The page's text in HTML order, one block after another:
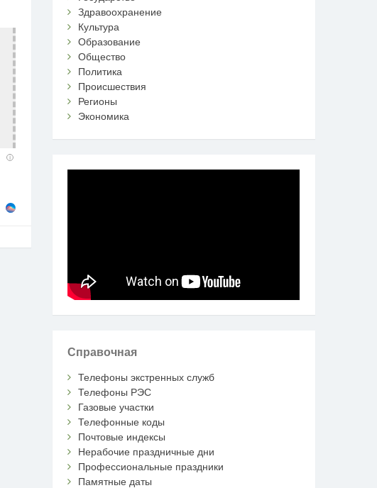
i
Здравоохранение
Культура
Образование
Общество
Политика
Происшествия
Регионы
Экономика
Справочная
Телефоны экстренных служб
Телефоны РЭС
Газовые участки
Телефонные коды
Почтовые индексы
Нерабочие праздничные дни
Профессиональные праздники
Памятные даты